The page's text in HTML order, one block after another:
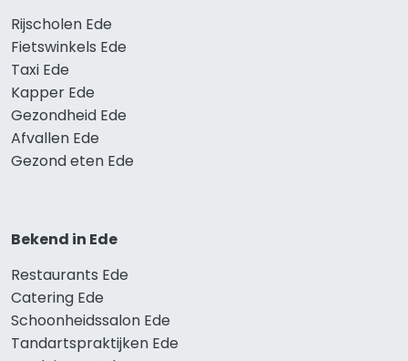
Rijscholen Ede
Fietswinkels Ede
Taxi Ede
Kapper Ede
Gezondheid Ede
Afvallen Ede
Gezond eten Ede
Bekend in Ede
Restaurants Ede
Catering Ede
Schoonheidssalon Ede
Tandartspraktijken Ede